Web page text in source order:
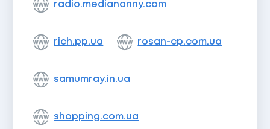
radio.mediananny.com
rich.pp.ua rosan-cp.com.ua
samumray.in.ua
shopping.com.ua